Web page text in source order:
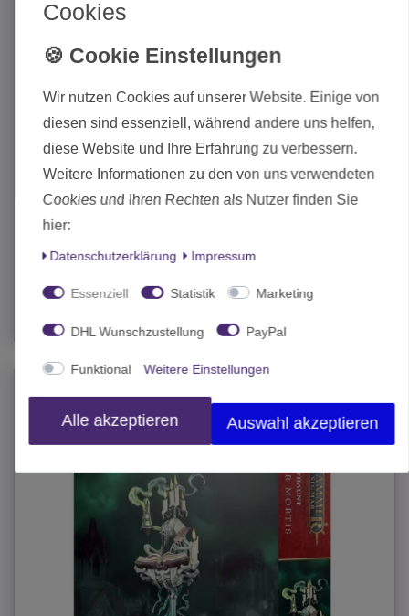
Warhammer Age of Sigmar Warcry Feuer und Flut Starter
Set (Deutsch)
Statt 105,00 €
75,00 € *
In den Warenkorb
Cookies
Wir nutzen Cookies auf unserer Website. Einige von
diesen sind essenziell, während andere uns helfen,
diese Website und Ihre Erfahrung zu verbessern.
Weitere Informationen zu den von uns verwendeten
Cookies und Ihren Rechten als Nutzer finden Sie
hier:
Daten­schutz­erklärung Impressum
Essenziell Statistik Marketing
DHL Wunschzustellung PayPal
Funktional Weitere Einstellungen
Alle akzeptieren Auswahl akzeptieren